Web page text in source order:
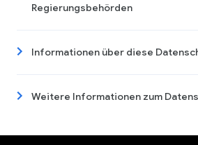
Regierungsbehörden
Informationen über diese
Weitere Informationen zum